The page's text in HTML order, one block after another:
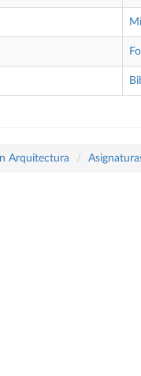
Arquitectura